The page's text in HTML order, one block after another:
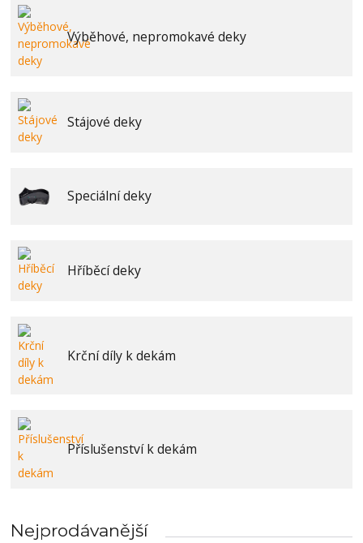
Výběhové, nepromokavé deky
Stájové deky
Speciální deky
Hříběcí deky
Krční díly k dekám
Příslušenství k dekám
Nejprodávanější